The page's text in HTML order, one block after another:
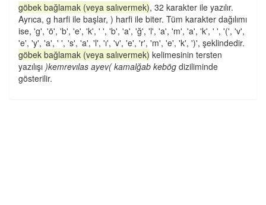
göbek bağlamak (veya salıvermek), 32 karakter ile yazılır.
Ayrıca, g harfi ile başlar, ) harfi ile biter. Tüm karakter dağılımı
ise, 'g', 'ö', 'b', 'e', 'k', ' ', 'b', 'a', 'ğ', 'l', 'a', 'm', 'a', 'k', ' ', '(', 'v',
'e', 'y', 'a', ' ', 's', 'a', 'l', 'ı', 'v', 'e', 'r', 'm', 'e', 'k', ')', şeklindedir.
göbek bağlamak (veya salıvermek) kelimesinin tersten
yazılışı )kemrevılas ayev( kamalğab kebög diziliminde
gösterilir.